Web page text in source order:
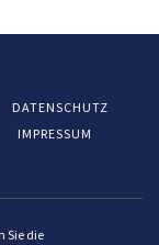
DATENSCHUTZ
IMPRESSUM
Sie die